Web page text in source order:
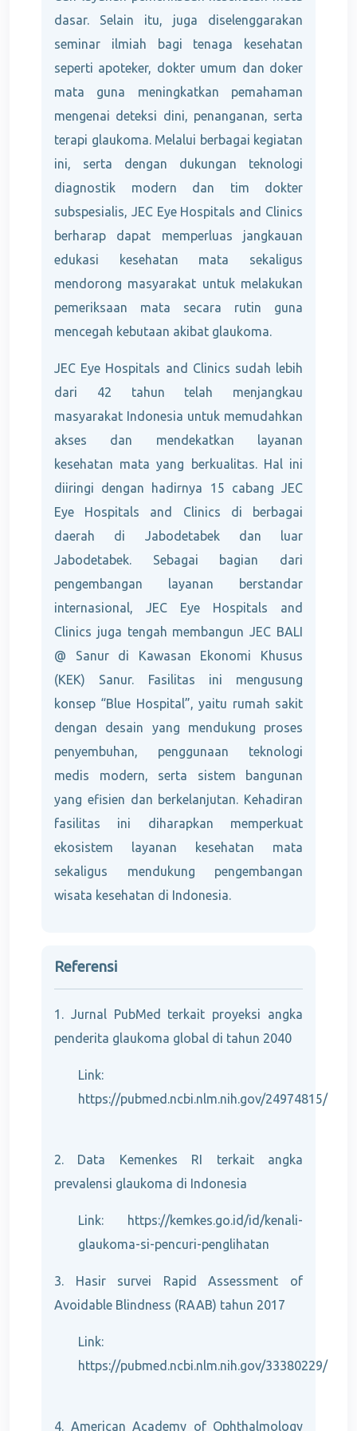
dasar. Selain itu, juga diselenggarakan
seminar ilmiah bagi tenaga kesehatan
seperti apoteker, dokter umum dan doker
mata guna meningkatkan pemahaman
mengenai deteksi dini, penanganan, serta
terapi glaukoma. Melalui berbagai kegiatan
ini, serta dengan dukungan teknologi
diagnostik modern dan tim dokter
subspesialis, JEC Eye Hospitals and Clinics
berharap dapat memperluas jangkauan
edukasi kesehatan mata sekaligus
mendorong masyarakat untuk melakukan
pemeriksaan mata secara rutin guna
mencegah kebutaan akibat glaukoma.
JEC Eye Hospitals and Clinics sudah lebih
dari 42 tahun telah menjangkau
masyarakat Indonesia untuk memudahkan
akses dan mendekatkan layanan
kesehatan mata yang berkualitas. Hal ini
diiringi dengan hadirnya 15 cabang JEC
Eye Hospitals and Clinics di berbagai
daerah di Jabodetabek dan luar
Jabodetabek. Sebagai bagian dari
pengembangan layanan berstandar
internasional, JEC Eye Hospitals and
Clinics juga tengah membangun JEC BALI
@ Sanur di Kawasan Ekonomi Khusus
(KEK) Sanur. Fasilitas ini mengusung
konsep “Blue Hospital”, yaitu rumah sakit
dengan desain yang mendukung proses
penyembuhan, penggunaan teknologi
medis modern, serta sistem bangunan
yang efisien dan berkelanjutan. Kehadiran
fasilitas ini diharapkan memperkuat
ekosistem layanan kesehatan mata
sekaligus mendukung pengembangan
wisata kesehatan di Indonesia.
Referensi
1. Jurnal PubMed terkait proyeksi angka
penderita glaukoma global di tahun 2040
Link:
https://pubmed.ncbi.nlm.nih.gov/24974815/
2. Data Kemenkes RI terkait angka
prevalensi glaukoma di Indonesia
Link: https://kemkes.go.id/id/kenali-
glaukoma-si-pencuri-penglihatan
3. Hasir survei Rapid Assessment of
Avoidable Blindness (RAAB) tahun 2017
Link:
https://pubmed.ncbi.nlm.nih.gov/33380229/
4. American Academy of Ophthalmology